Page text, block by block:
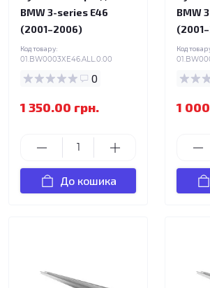
BMW 3-series E46
(2001–2006)
Код товару:
01.BW0003XE46.ALL.0.00
0
1 350.00 грн.
До кошика
BMW
Код
1